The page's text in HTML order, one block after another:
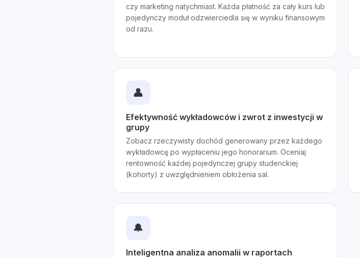
czy marketing natychmiast. Każda płatność za cały kurs lub
pojedynczy moduł odzwierciedla się w wyniku finansowym
od razu.
👤
Efektywność wykładowców i zwrot z inwestycji w
grupy
Zobacz rzeczywisty dochód generowany przez każdego
wykładowcę po wypłaceniu jego honorarium. Oceniaj
rentowność każdej pojedynczej grupy studenckiej
(kohorty) z uwzględnieniem obłożenia sal.
🔔
Inteligentna analiza anomalii w raportach